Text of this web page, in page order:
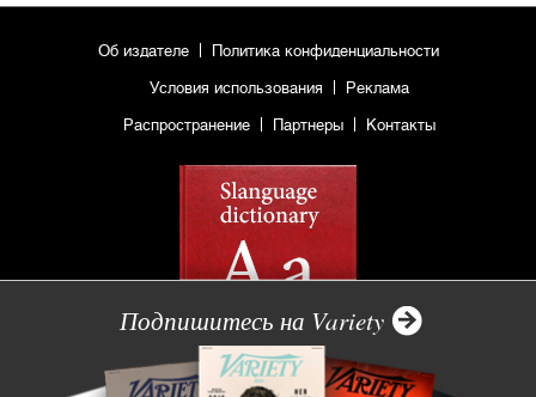
Об издателе Политика конфиденциальности
Условия использования Реклама
Распространение Партнеры Контакты
Подпишитесь на Variety